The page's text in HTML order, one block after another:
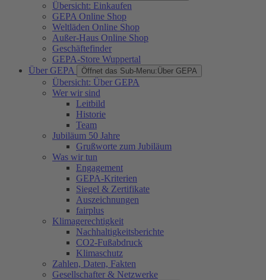
Übersicht: Einkaufen
GEPA Online Shop
Weltläden Online Shop
Außer-Haus Online Shop
Geschäftefinder
GEPA-Store Wuppertal
Über GEPA
Öffnet das Sub-Menu:Über GEPA
Übersicht: Über GEPA
Wer wir sind
Leitbild
Historie
Team
Jubiläum 50 Jahre
Grußworte zum Jubiläum
Was wir tun
Engagement
GEPA-Kriterien
Siegel & Zertifikate
Auszeichnungen
fairplus
Klimagerechtigkeit
Nachhaltigkeitsberichte
CO2-Fußabdruck
Klimaschutz
Zahlen, Daten, Fakten
Gesellschafter & Netzwerke